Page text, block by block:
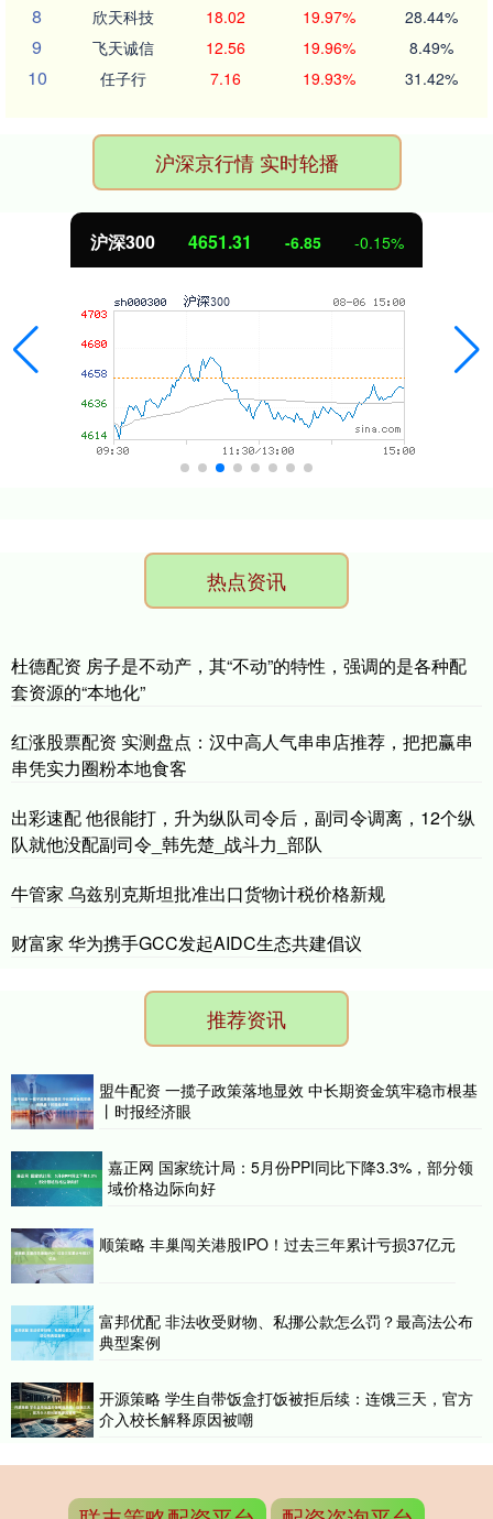
8 欣天科技 18.02 19.97% 28.44%
9 飞天诚信 12.56 19.96% 8.49%
10 任子行 7.16 19.93% 31.42%
沪深京行情 实时轮播
沪深300 4651.31 -6.85 -0.15%
热点资讯
杜德配资 房子是不动产，其“不动”的特性，强调的是各种配
套资源的“本地化”
红涨股票配资 实测盘点：汉中高人气串串店推荐，把把赢串
串凭实力圈粉本地食客
出彩速配 他很能打，升为纵队司令后，副司令调离，12个纵
队就他没配副司令_韩先楚_战斗力_部队
牛管家 乌兹别克斯坦批准出口货物计税价格新规
财富家 华为携手GCC发起AIDC生态共建倡议
推荐资讯
盟牛配资 一揽子政策落地显效 中长期资金筑牢稳市根基
丨时报经济眼
嘉正网 国家统计局：5月份PPI同比下降3.3%，部分领
域价格边际向好
顺策略 丰巢闯关港股IPO！过去三年累计亏损37亿元
富邦优配 非法收受财物、私挪公款怎么罚？最高法公布
典型案例
开源策略 学生自带饭盒打饭被拒后续：连饿三天，官方
介入校长解释原因被嘲